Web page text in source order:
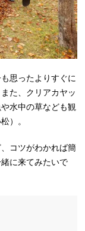
思ったよりすぐに
た、クリアカヤッ
水中の草なども観
）。
コツがわかれば簡
に来てみたいで